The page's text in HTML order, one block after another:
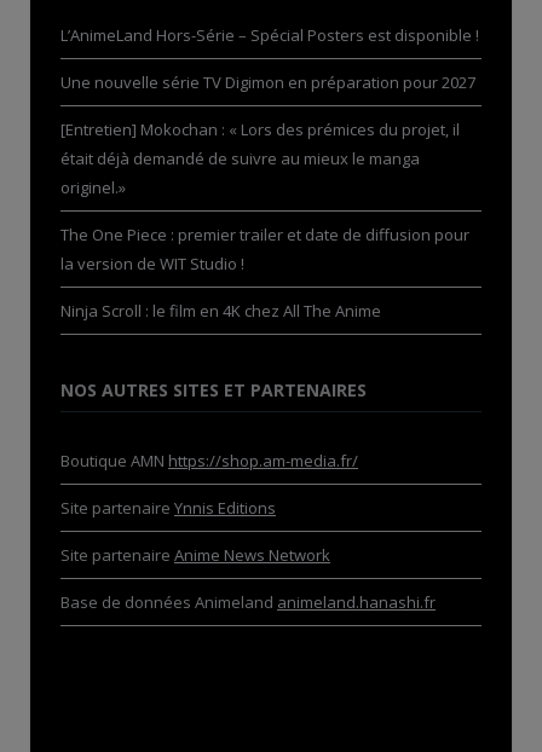
L’AnimeLand Hors-Série – Spécial Posters est disponible !
Une nouvelle série TV Digimon en préparation pour 2027
[Entretien] Mokochan : « Lors des prémices du projet, il
était déjà demandé de suivre au mieux le manga
originel.»
The One Piece : premier trailer et date de diffusion pour
la version de WIT Studio !
Ninja Scroll : le film en 4K chez All The Anime
NOS AUTRES SITES ET PARTENAIRES
Boutique AMN https://shop.am-media.fr/
Site partenaire Ynnis Editions
Site partenaire Anime News Network
Base de données Animeland animeland.hanashi.fr